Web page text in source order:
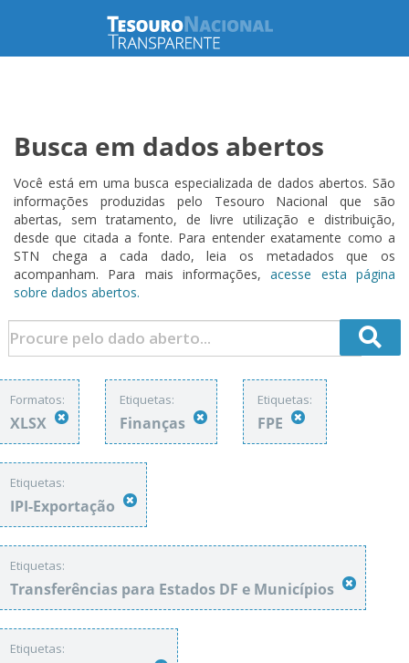
Busca em dados abertos
Você está em uma busca especializada de dados abertos. São
informações produzidas pelo Tesouro Nacional que são
abertas, sem tratamento, de livre utilização e distribuição,
desde que citada a fonte. Para entender exatamente como a
STN chega a cada dado, leia os metadados que os
acompanham. Para mais informações,acesse esta página
sobre dados abertos.
Formatos:
XLSX
Etiquetas:
Finanças
Etiquetas:
FPE
Etiquetas:
IPI-Exportação
Etiquetas:
Transferências para Estados DF e Municípios
Etiquetas: